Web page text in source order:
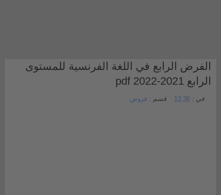
الفرض الرابع في اللغة الفرنسية للمستوى
الرابع 2021-2022 pdf
في : 13:36 قسم : فروض